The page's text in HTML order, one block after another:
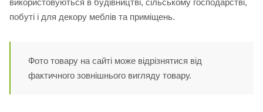
використовуються в будівництві, сільському господарстві,
побуті і для декору меблів та приміщень.
Фото товару на сайті може відрізнятися від
фактичного зовнішнього вигляду товару.